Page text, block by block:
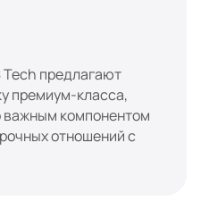
Tech предлагают
премиум-класса,
важным компонентом
отношений с